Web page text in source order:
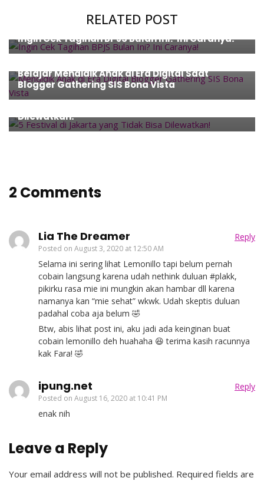
RELATED POST
Tips
Ingin Cek Tagihan BPJS Bulan Ini? Ini Caranya!
Belajar Mendidik Anak di Era Digital Saat
Blogger Gathering SIS Bona Vista
Event, Music,
Dilewatkan!
2 Comments
Lia The Dreamer
Posted on August 3, 2020 at 12:50 AM
Reply
Selama ini sering lihat Lemonillo tapi belum pernah
cobain langsung karena udah nethink duluan #plakk,
pikirku rasa mie ini mungkin akan hambar dll karena
namanya kan “mie sehat” wkwk. Udah skeptis duluan
padahal coba aja belum 🤣
Btw, abis lihat post ini, aku jadi ada keinginan buat
cobain lemonillo deh huahaha 😆 terima kasih racunnya
kak Fara! 🤣
ipung.net
Posted on August 16, 2020 at 10:41 PM
Reply
enak nih
Leave a Reply
Your email address will not be published. Required fields are